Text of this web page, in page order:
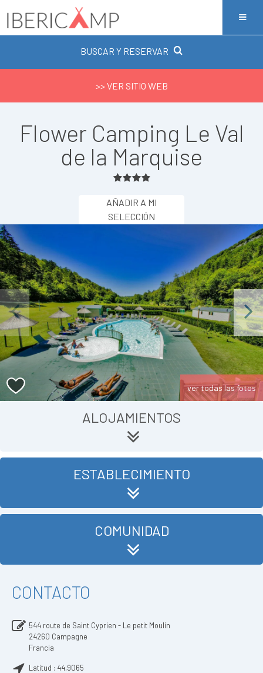
BUSCAR Y RESERVAR
>> VER SITIO WEB
Flower Camping Le Val
de la Marquise
AÑADIR A MI
SELECCIÓN
Next
ver todas las fotos
ALOJAMIENTOS
ESTABLECIMIENTO
COMUNIDAD
CONTACTO
544 route de Saint Cyprien - Le petit Moulin
24260 Campagne
Francia
Latitud : 44,9065